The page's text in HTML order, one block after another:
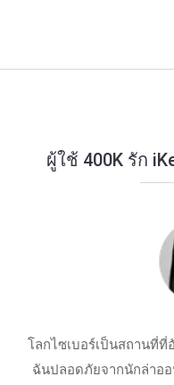
ผู้ใช้ 400K รัก
โลกไซเบอร์เป็นสถานที่
ฉันปลอดภัยจากนักล่าอ